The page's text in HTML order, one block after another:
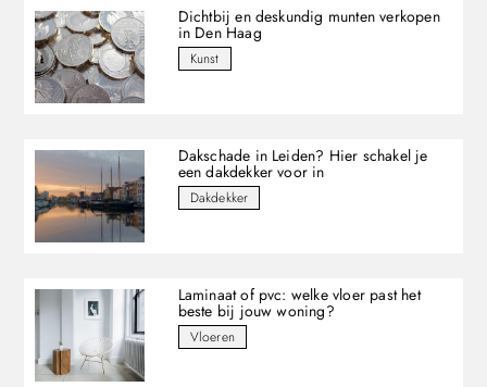
Dichtbij en deskundig munten verkopen
in Den Haag
Kunst
Dakschade in Leiden? Hier schakel je
een dakdekker voor in
Dakdekker
Laminaat of pvc: welke vloer past het
beste bij jouw woning?
Vloeren